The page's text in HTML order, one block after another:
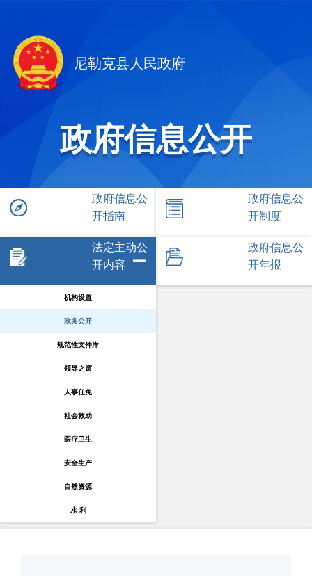
尼勒克县人民政府
政府信息公开
政府信息公
开指南
政府信息公
开制度
法定主动公
开内容
机构设置
政务公开
规范性文件库
领导之窗
人事任免
社会救助
医疗卫生
安全生产
自然资源
水 利
政府信息公
开年报